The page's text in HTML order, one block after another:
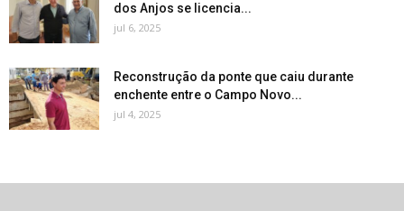
dos Anjos se licencia...
jul 6, 2025
Reconstrução da ponte que caiu durante
enchente entre o Campo Novo...
jul 4, 2025